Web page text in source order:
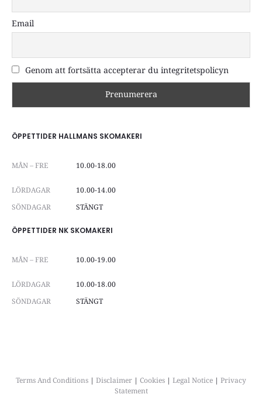
Email
Genom att fortsätta accepterar du integritetspolicyn
ÖPPETTIDER HALLMANS SKOMAKERI
MÅN – FRE 10.00-18.00
LÖRDAGAR
10.00-14.00
SÖNDAGAR
STÄNGT
ÖPPETTIDER NK SKOMAKERI
MÅN – FRE 10.00-19.00
LÖRDAGAR
10.00-18.00
SÖNDAGAR
STÄNGT
Terms And Conditions | Disclaimer | Cookies | Legal Notice | Privacy
Statement